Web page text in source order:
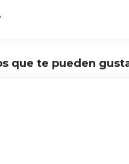
que te pueden